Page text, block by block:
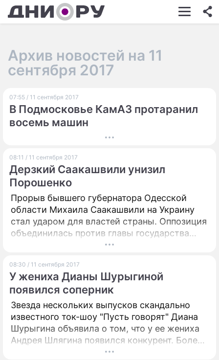
ШОУ-БИЗНЕС
КИНО
СЕРИАЛЫ
ИГРЫ
ПРЕСС-РЕЛИЗЫ
Архив новостей на 11
сентября 2017
07:55 / 11 сентября 2017
В Подмосковье КамАЗ протаранил
восемь машин
08:11 / 11 сентября 2017
Дерзкий Саакашвили унизил
Порошенко
Прорыв бывшего губернатора Одесской
области Михаила Саакашвили на Украину
стал ударом для властей страны. Оппозиция
объединилась против главы государства
08:30 / 11 сентября 2017
У жениха Дианы Шурыгиной
появился соперник
Звезда нескольких выпусков скандально
известного ток-шоу "Пусть говорят" Диана
Шурыгина объявила о том, что у ее жениха
Андрея Шлягина появился конкурент. Более
того, 18-летняя красотка опубликовала